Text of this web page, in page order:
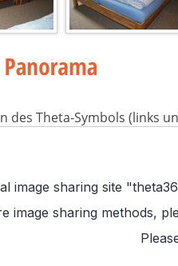
des Theta-Symbols (links